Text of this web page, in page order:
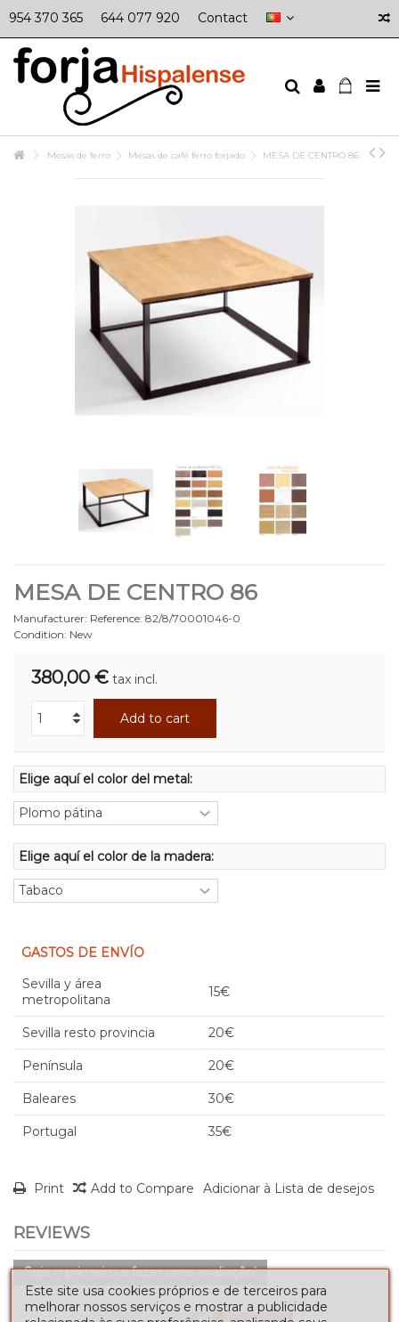
954 370 365 644 077 920 Contact
Mesas de ferro Mesas de café ferro forjado MESA DE CENTRO 86
MESA DE CENTRO 86
Manufacturer: Reference: 82/8/70001046-0
Condition: New
380,00 € tax incl.
Add to cart
Elige aquí el color del metal:
Elige aquí el color de la madera:
GASTOS DE ENVÍO
Sevilla y área
metropolitana
15€
Sevilla resto provincia 20€
Península 20€
Baleares 30€
Portugal 35€
Print Add to Compare Adicionar à Lista de desejos
REVIEWS
Seja o primeiro a fazer uma avaliação!
Este site usa cookies próprios e de terceiros para
melhorar nossos serviços e mostrar a publicidade